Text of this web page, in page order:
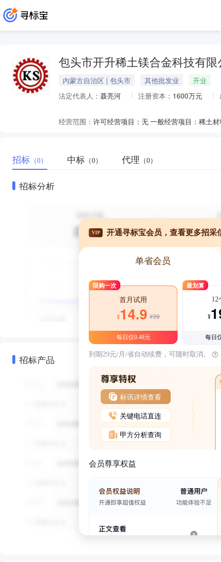
包头市开升稀土镁合金科技有限
内蒙古自治区 | 包头市 其他批发业
开业
法定代表人： 聂亮河 注册资本： 1600万元
经营范围：
招标 （0） 中标 （0） 代理 （0）
招标分析
招标产品
VIP 开通寻标宝会员，查看更多招采
单省会员
限购一次
首月试用
¥14.9 ¥39
每日仅0.48元
最划算
12
¥
每日
到期29元/月/省自动续费，可随时取消。
标讯详情查看
关键电话直连
甲方分析查询
会员尊享权益